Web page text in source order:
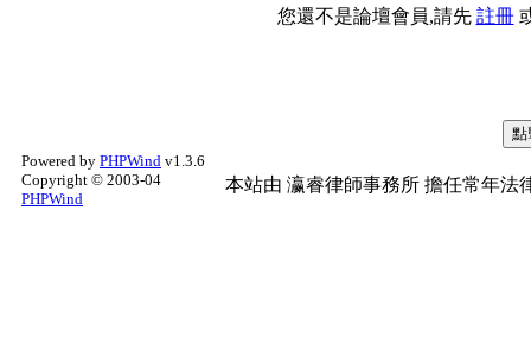
您還不是論壇會員,請先 註冊
Powered by PHPWind v1.3.6
Copyright © 2003-04
PHPWind
本站由 瀛睿律師事務所 擔任常年法